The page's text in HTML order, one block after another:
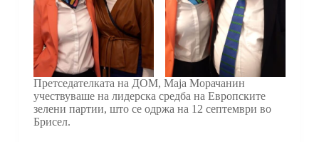
Претседателката на ДОМ, Маја Морачанин
учествуваше на лидерска средба на Европските
зелени партии, што се одржа на 12 септември во
Брисел.